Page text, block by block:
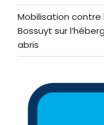
Mobilisation contre
Bossuyt sur
abris